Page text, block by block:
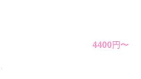
4400円〜